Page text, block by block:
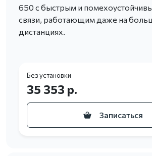
650 с быстрым и
связи, работающим даже на
дистанциях.
Без установки
35 353 р.
Записаться